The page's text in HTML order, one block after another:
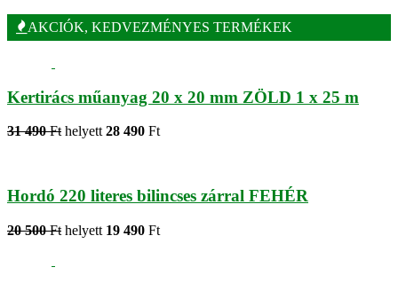
AKCIÓK, KEDVEZMÉNYES TERMÉKEK
Kertirács műanyag 20 x 20 mm ZÖLD 1 x 25 m
31 490 Fthelyett28 490 Ft
Hordó 220 literes bilincses zárral FEHÉR
20 500 Ft helyett 19 490 Ft